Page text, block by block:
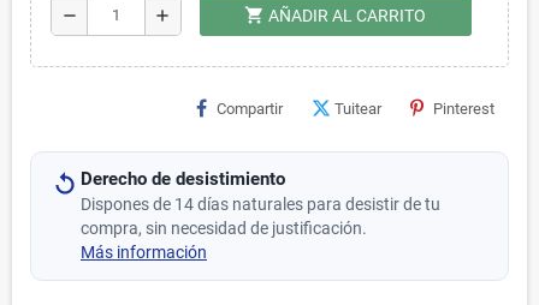
remove add shopping_cart AÑADIR AL CARRITO
Compartir Tuitear Pinterest
Derecho de desistimiento
Dispones de 14 días naturales para desistir de tu
compra, sin necesidad de justificación.
Más información